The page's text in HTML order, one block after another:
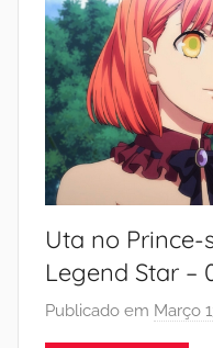
Uta no
Legend Star –
Publicado em Março